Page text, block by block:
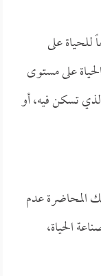
على
على مستوى
تسكن فيه، أو
المحاضرة عدم
الحياة،